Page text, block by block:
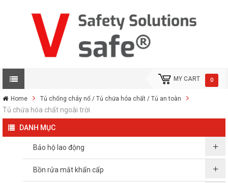
MY CART 0
Home Tủ chống cháy nổ / Tủ chứa hóa chất / Tủ an toàn
Tủ chứa hóa chất ngoài trời
DANH MỤC
Bảo hộ lao động
Bồn rửa mắt khẩn cấp